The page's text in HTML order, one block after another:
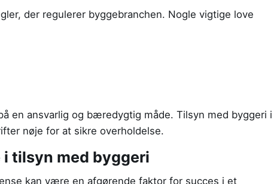
der regulerer byggebranchen. Nogle vigtige love
en ansvarlig og bæredygtig måde. Tilsyn med byggeri i
nøje for at sikre overholdelse.
i tilsyn med byggeri
kan være en afgørende faktor for succes i et